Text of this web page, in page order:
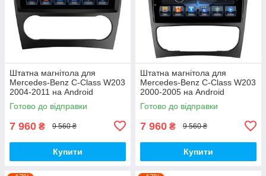
Штатна магнітола для
Mercedes-Benz C-Class W203
2004-2011 на Android
Готово до відправки
7 960 ₴ 9 560 ₴
Купити
Штатна магнітола для
Mercedes-Benz C-Class W203
2000-2005 на Android
Готово до відправки
7 960 ₴ 9 560 ₴
Купити